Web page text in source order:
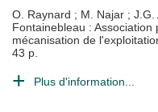
O. Raynard ; M. Najar ; J.G.
Fontainebleau :
mécanisation de
43 p.
Plus d'information...